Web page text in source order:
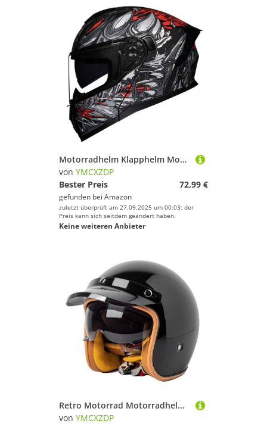
umschauen. Dort findest Du zum Beispiel alle
YMCXZDP für die Sportart Radsport
auch alles, wasYMCXZDP für den Sport
Sportausrüstungzu bieten hat. Wenn Du dort nicht
findest, was Du suchst, stöbere doch einfach ja nach
Deiner Sportart in der jeweiligen Sportabteilung - wir
haben für fast jeden Sport ein breites Angebot - vom
überFußballbis hin zuFitnessund
jedem Fall wünschen wir Dir viel Spaß und Erfolg mit
Deinem Sport.
Motorradhelm Klapphelm Modularer Integralhelm Vollgesichtshelm mit Doppelvisier DOTECE-geprüft für Erwachsene Männer Frauen Motorräder Roller Karts ATV-Rallyes Skiabfahrten Schwarz D,S=55~56cm
von YMCXZDP
Bester Preis
72,99 €
gefunden bei Amazon
zuletzt überprüft am 27.09.2025 um 00:03; der
Preis kann sich seitdem geändert haben.
Keine weiteren Anbieter
Retro Motorrad Motorradhelm Motorrad Jethelm 3/4 mit Visier DOTECE Zertifiziert für Herren und Damen - Ideal für Moped Mofa Scooter und Roller Halbschalenhelm X,XL=61~62cm
von YMCXZDP